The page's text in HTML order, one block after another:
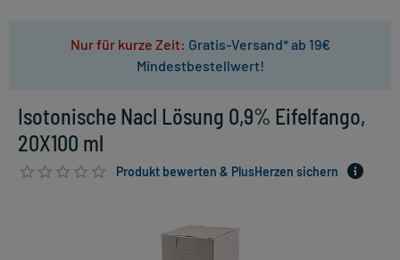
Nur für kurze Zeit: Gratis-Versand* ab 19€
Mindestbestellwert!
Isotonische Nacl Lösung 0,9% Eifelfango,
20X100 ml
Produkt bewerten & PlusHerzen sichern